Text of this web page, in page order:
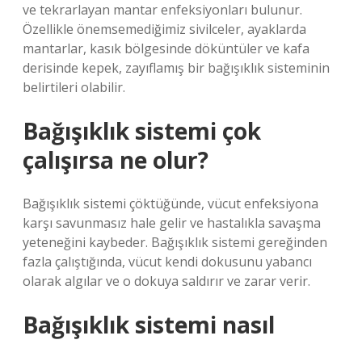
ve tekrarlayan mantar enfeksiyonları bulunur.
Özellikle önemsemediğimiz sivilceler, ayaklarda
mantarlar, kasık bölgesinde döküntüler ve kafa
derisinde kepek, zayıflamış bir bağışıklık sisteminin
belirtileri olabilir.
Bağışıklık sistemi çok
çalışırsa ne olur?
Bağışıklık sistemi çöktüğünde, vücut enfeksiyona
karşı savunmasız hale gelir ve hastalıkla savaşma
yeteneğini kaybeder. Bağışıklık sistemi gereğinden
fazla çalıştığında, vücut kendi dokusunu yabancı
olarak algılar ve o dokuya saldırır ve zarar verir.
Bağışıklık sistemi nasıl